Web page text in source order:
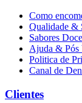
Como
Qualidade &
Sabores
Ajuda & Pós
Politica de
Canal de
Clientes